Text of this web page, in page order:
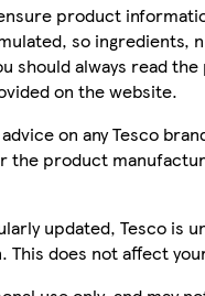
product
so ingredients,
should always read
on the website.
on any Tesco
the product
updated, Tesco is
does not affect